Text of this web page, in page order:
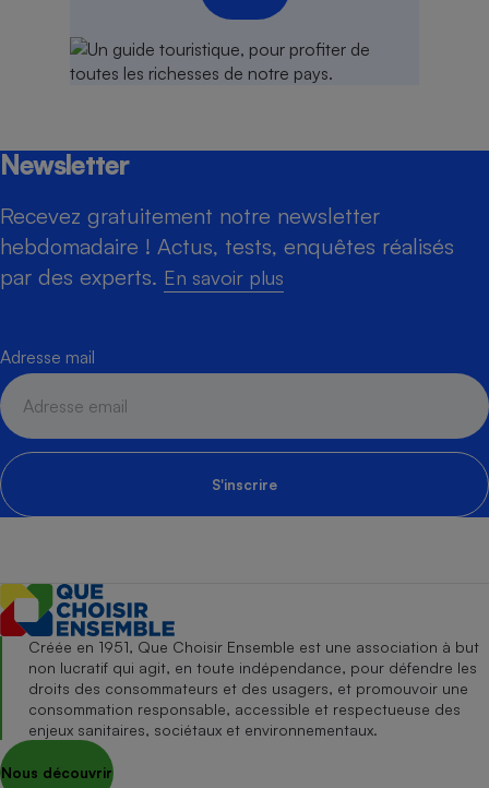
Newsletter
Recevez gratuitement notre newsletter
hebdomadaire ! Actus, tests, enquêtes réalisés
par des experts. En savoir plus
Adresse mail
S'inscrire
Créée en 1951, Que Choisir Ensemble est une association à but
non lucratif qui agit, en toute indépendance, pour défendre les
droits des consommateurs et des usagers, et promouvoir une
consommation responsable, accessible et respectueuse des
enjeux sanitaires, sociétaux et environnementaux.
Nous découvrir